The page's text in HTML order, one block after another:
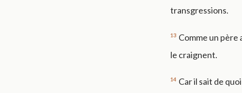
transgressions.
13 Comme un père
le craignent.
14 Car il sait de